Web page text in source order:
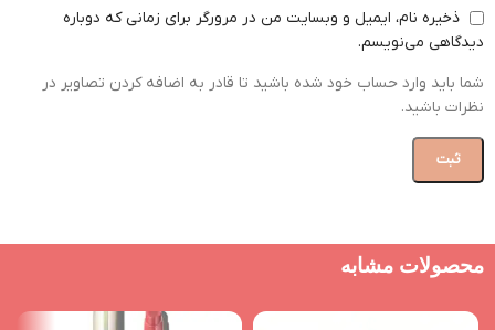
ذخیره نام، ایمیل و وبسایت من در مرورگر برای زمانی که دوباره
دیدگاهی می‌نویسم.
شما باید وارد حساب خود شده باشید تا قادر به اضافه کردن تصاویر در
نظرات باشید.
محصولات مشابه